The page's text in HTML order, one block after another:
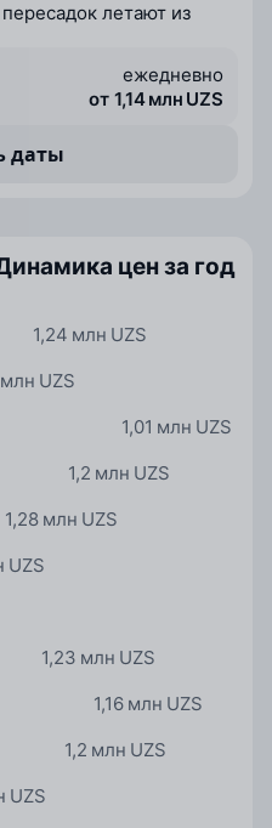
летают из
ежедневно
от 1,14 млн UZS
даты
цен за год
1,24 млн UZS
UZS
1,01 млн UZS
1,2 млн UZS
1,28 млн UZS
UZS
1,23 млн UZS
1,16 млн UZS
1,2 млн UZS
UZS